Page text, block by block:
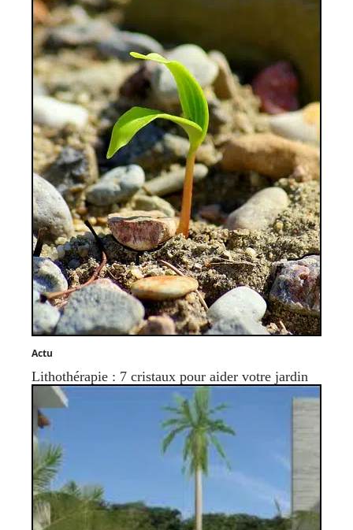
Actu
Lithothérapie : 7 cristaux pour aider votre jardin